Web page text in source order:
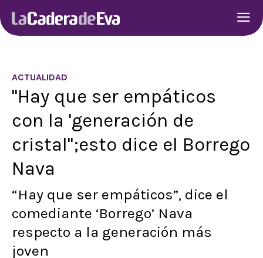
ACTUALIDAD
"Hay que ser empáticos
con la 'generación de
cristal";esto dice el Borrego
Nava
“Hay que ser empáticos”, dice el
comediante ‘Borrego’ Nava
respecto a la generación más
joven